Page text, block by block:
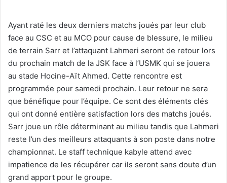
Ayant raté les deux derniers matchs joués par leur club
face au CSC et au MCO pour cause de blessure, le milieu
de terrain Sarr et l’attaquant Lahmeri seront de retour lors
du prochain match de la JSK face à l’USMK qui se jouera
au stade Hocine-Aït Ahmed. Cette rencontre est
programmée pour samedi prochain. Leur retour ne sera
que bénéfique pour l’équipe. Ce sont des éléments clés
qui ont donné entière satisfaction lors des matchs joués.
Sarr joue un rôle déterminant au milieu tandis que Lahmeri
reste l’un des meilleurs attaquants à son poste dans notre
championnat. Le staff technique kabyle attend avec
impatience de les récupérer car ils seront sans doute d’un
grand apport pour le groupe.